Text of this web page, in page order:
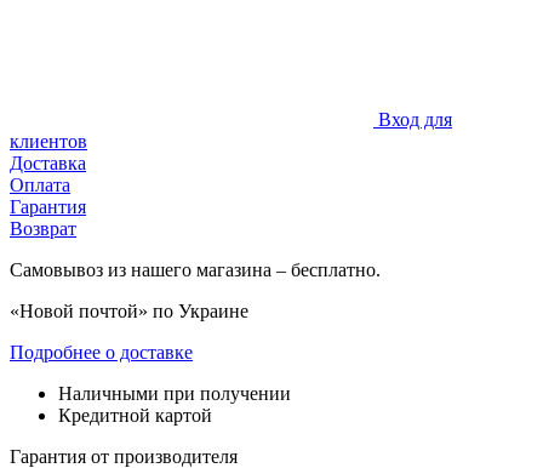
Вход для
клиентов
Доставка
Оплата
Гарантия
Возврат
Самовывоз из нашего магазина – бесплатно.
«Новой почтой» по Украине
Подробнее о доставке
Наличными при получении
Кредитной картой
Гарантия от производителя